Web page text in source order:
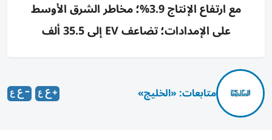
مع ارتفاع الإنتاج 3.9%؛ مخاطر الشرق الأوسط
على الإمدادات؛ تضاعف EV إلى 35.5 ألف
متابعات: «الخليج»